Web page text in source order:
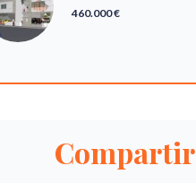
460.000 €
Compartir